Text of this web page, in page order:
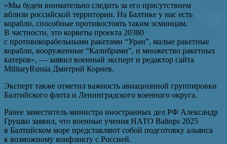
«Мы будем внимательно следить за его присутствием
вблизи российской территории. На Балтике у нас есть
корабли, способные противостоять таким эсминцам.
В частности, это корветы проекта 20380
с противокорабельными ракетами “Уран”, малые ракетные
корабли, вооруженные “Калибрами”, и множество ракетных
катеров», — заявил военный эксперт и редактор сайта
MilitaryRussia Дмитрий Корнев.
Эксперт также отметил важность авиационной группировки
Балтийского флота и Ленинградского военного округа.
Ранее заместитель министра иностранных дел РФ Александр
Грушко заявил, что военные учения НАТО Baltops 2025
в Балтийском море представляют собой подготовку альянса
к возможному конфликту с Россией.